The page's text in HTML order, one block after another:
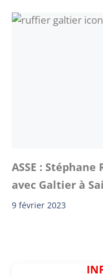
ASSE :
avec Galtier à
9 février 2023